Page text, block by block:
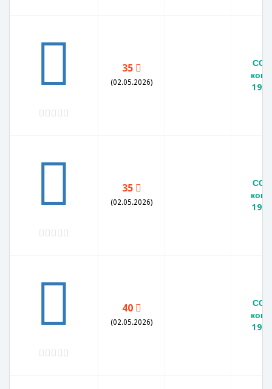
35
(02.05.2026)
35
(02.05.2026)
40
(02.05.2026)